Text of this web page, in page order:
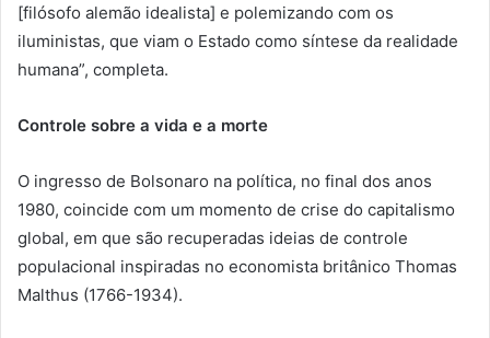
[filósofo alemão idealista] e polemizando com os
iluministas, que viam o Estado como síntese da realidade
humana”, completa.
Controle sobre a vida e a morte
O ingresso de Bolsonaro na política, no final dos anos
1980, coincide com um momento de crise do capitalismo
global, em que são recuperadas ideias de controle
populacional inspiradas no economista britânico Thomas
Malthus (1766-1934).